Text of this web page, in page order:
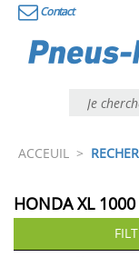
Contact
ACCEUIL >
HONDA XL